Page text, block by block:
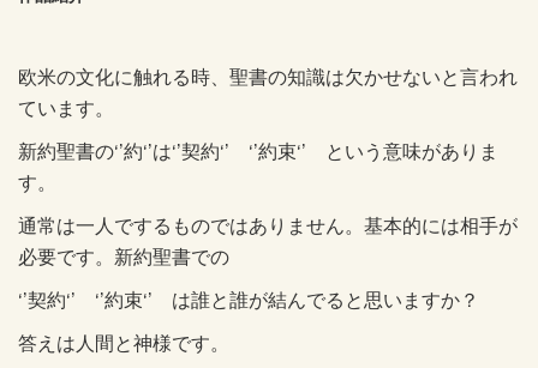
欧米の文化に触れる時、聖書の知識は欠かせないと言われ
ています。
新約聖書の‘’約‘’は‘’契約‘’ ‘’約束‘’ という意味がありま
す。
通常は一人でするものではありません。基本的には相手が
必要です。新約聖書での
‘’契約‘’ ‘’約束‘’ は誰と誰が結んでると思いますか？
答えは人間と神様です。